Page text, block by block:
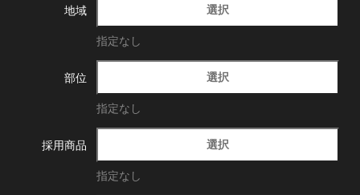
地域 選択
指定なし
部位 選択
指定なし
採用商品 選択
指定なし